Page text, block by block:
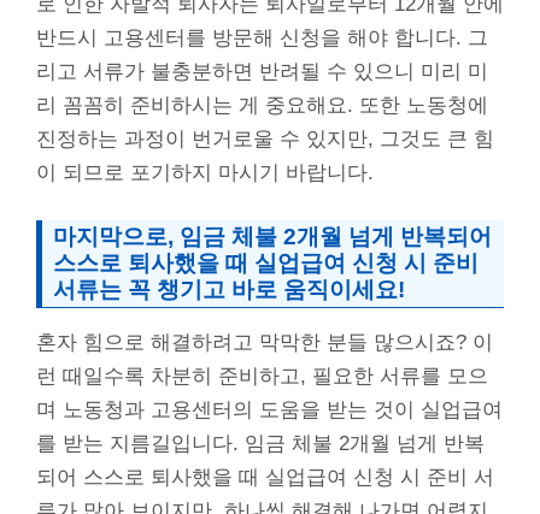
반드시 고용센터를 방문해 신청을 해야 합니다. 그
리고 서류가 불충분하면 반려될 수 있으니 미리 미
리 꼼꼼히 준비하시는 게 중요해요. 또한 노동청에
진정하는 과정이 번거로울 수 있지만, 그것도 큰 힘
이 되므로 포기하지 마시기 바랍니다.
마지막으로, 임금 체불 2개월 넘게 반복되어
스스로 퇴사했을 때 실업급여 신청 시 준비
서류는 꼭 챙기고 바로 움직이세요!
혼자 힘으로 해결하려고 막막한 분들 많으시죠? 이
런 때일수록 차분히 준비하고, 필요한 서류를 모으
며 노동청과 고용센터의 도움을 받는 것이 실업급여
를 받는 지름길입니다. 임금 체불 2개월 넘게 반복
되어 스스로 퇴사했을 때 실업급여 신청 시 준비 서